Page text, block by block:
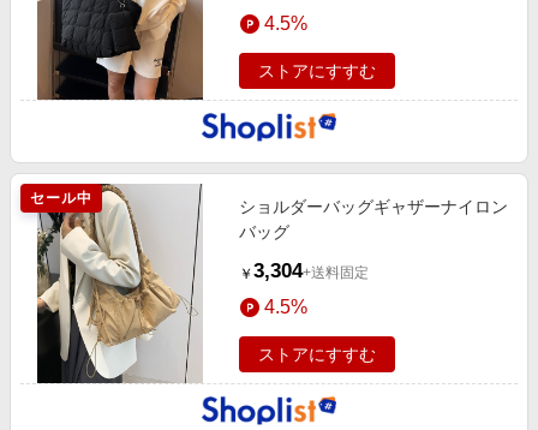
4.5%
ストアにすすむ
セール中
ショルダーバッグギャザーナイロン
バッグ
￥ 3,304+送料固定
4.5%
ストアにすすむ